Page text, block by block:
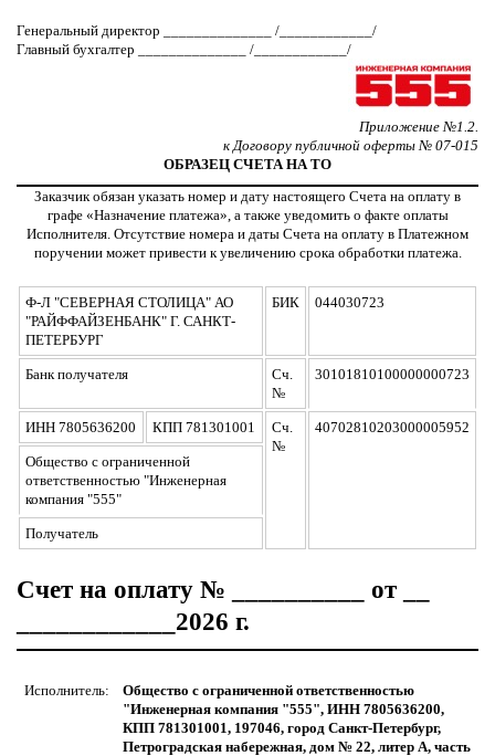
Генеральный директор ______________ /____________/
Главный бухгалтер ______________ /____________/
Приложение №1.2.
к Договору публичной оферты № 07-015
ОБРАЗЕЦ СЧЕТА НА ТО
Заказчик обязан указать номер и дату настоящего Счета на оплату в
графе «Назначение платежа», а также уведомить о факте оплаты
Исполнителя. Отсутствие номера и даты Счета на оплату в Платежном
поручении может привести к увеличению срока обработки платежа.
Ф-Л "СЕВЕРНАЯ СТОЛИЦА" АО
"РАЙФФАЙЗЕНБАНК" Г. САНКТ-
ПЕТЕРБУРГ
БИК 044030723
Банк получателя
Сч.
№
30101810100000000723
ИНН 7805636200 КПП 781301001
Сч.
№
40702810203000005952
Общество с ограниченной
ответственностью "Инженерная
компания "555"
Получатель
Счет на оплату № __________ от __
____________2026 г.
Исполнитель:
Общество с ограниченной ответственностью
"Инженерная компания "555", ИНН 7805636200,
КПП 781301001, 197046, город Санкт-Петербург,
Петроградская набережная, дом № 22, литер А, часть